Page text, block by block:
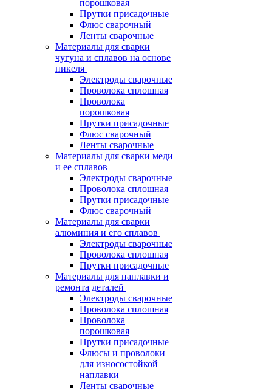
порошковая
Прутки присадочные
Флюс сварочный
Ленты сварочные
Материалы для сварки
чугуна и сплавов на основе
никеля
Электроды сварочные
Проволока сплошная
Проволока
порошковая
Прутки присадочные
Флюс сварочный
Ленты сварочные
Материалы для сварки меди
и ее сплавов
Электроды сварочные
Проволока сплошная
Прутки присадочные
Флюс сварочный
Материалы для сварки
алюминия и его сплавов
Электроды сварочные
Проволока сплошная
Прутки присадочные
Материалы для наплавки и
ремонта деталей
Электроды сварочные
Проволока сплошная
Проволока
порошковая
Прутки присадочные
Флюсы и проволоки
для износостойкой
наплавки
Ленты сварочные